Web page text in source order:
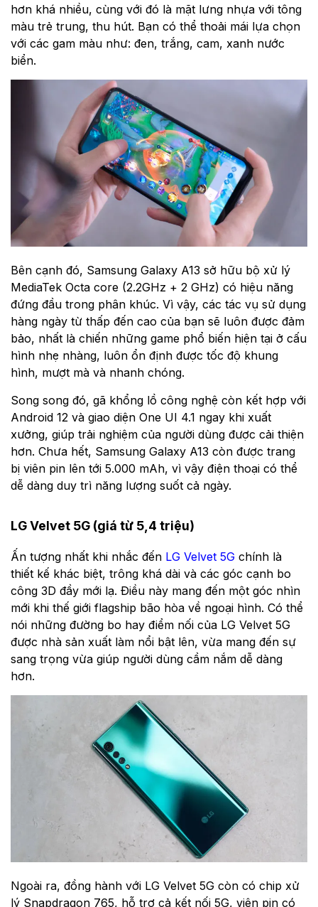
hơn khá nhiều, cùng với đó là mặt lưng nhựa với tông
màu trẻ trung, thu hút. Bạn có thể thoải mái lựa chọn
với các gam màu như: đen, trắng, cam, xanh nước
biển.
Bên cạnh đó, Samsung Galaxy A13 sở hữu bộ xử lý
MediaTek Octa core (2.2GHz + 2 GHz) có hiệu năng
đứng đầu trong phân khúc. Vì vậy, các tác vụ sử dụng
hàng ngày từ thấp đến cao của bạn sẽ luôn được đảm
bảo, nhất là chiến những game phổ biến hiện tại ở cấu
hình nhẹ nhàng, luôn ổn định được tốc độ khung
hình, mượt mà và nhanh chóng.
Song song đó, gã khổng lồ công nghệ còn kết hợp với
Android 12 và giao diện One UI 4.1 ngay khi xuất
xưởng, giúp trải nghiệm của người dùng được cải thiện
hơn. Chưa hết, Samsung Galaxy A13 còn được trang
bị viên pin lên tới 5.000 mAh, vì vậy điện thoại có thể
dễ dàng duy trì năng lượng suốt cả ngày.
LG Velvet 5G (giá từ 5,4 triệu)
Ấn tượng nhất khi nhắc đến LG Velvet 5G chính là
thiết kế khác biệt, trông khá dài và các góc cạnh bo
công 3D đầy mới lạ. Điều này mang đến một góc nhìn
mới khi thế giới flagship bão hòa về ngoại hình. Có thể
nói những đường bo hay điểm nối của LG Velvet 5G
được nhà sản xuất làm nổi bật lên, vừa mang đến sự
sang trọng vừa giúp người dùng cầm nắm dễ dàng
hơn.
Ngoài ra, đồng hành với LG Velvet 5G còn có chip xử
lý Snapdragon 765, hỗ trợ cả kết nối 5G, viên pin có